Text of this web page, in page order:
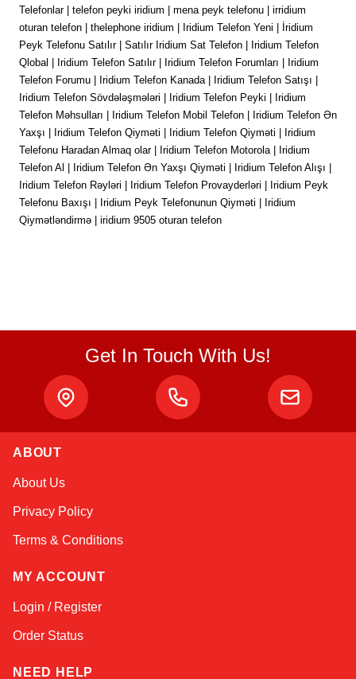
Telefonlar | telefon peyki iridium | mena peyk telefonu | irridium
oturan telefon | thelephone iridium | Iridium Telefon Yeni | İridium
Peyk Telefonu Satılır | Satılır Iridium Sat Telefon | Iridium Telefon
Qlobal | Iridium Telefon Satılır | Iridium Telefon Forumları | Iridium
Telefon Forumu | Iridium Telefon Kanada | Iridium Telefon Satışı |
Iridium Telefon Sövdələşmələri | Iridium Telefon Peyki | Iridium
Telefon Məhsulları | Iridium Telefon Mobil Telefon | Iridium Telefon Ən
Yaxşı | Iridium Telefon Qiyməti | Iridium Telefon Qiyməti | Iridium
Telefonu Haradan Almaq olar | Iridium Telefon Motorola | Iridium
Telefon Al | Iridium Telefon Ən Yaxşı Qiyməti | Iridium Telefon Alışı |
Iridium Telefon Rəyləri | Iridium Telefon Provayderləri | Iridium Peyk
Telefonu Baxışı | Iridium Peyk Telefonunun Qiyməti | Iridium
Qiymətləndirmə | iridium 9505 oturan telefon
Get In Touch With Us!
ABOUT
About Us
Privacy Policy
Terms & Conditions
MY ACCOUNT
Login / Register
Order Status
NEED HELP